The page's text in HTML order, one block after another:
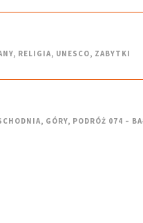
, RELIGIA, UNESCO, ZABYTKI
, GÓRY, PODRÓŻ 074 –